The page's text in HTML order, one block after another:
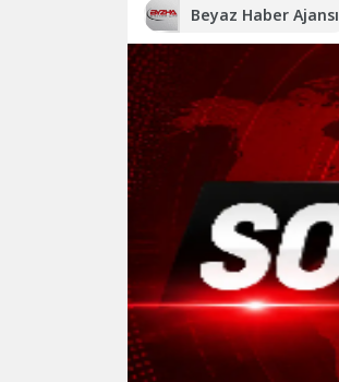
Beyaz Haber Ajansı